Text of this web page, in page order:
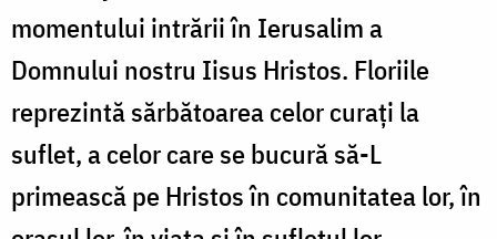
momentului intrării în Ierusalim a
Domnului nostru Iisus Hristos. Floriile
reprezintă sărbătoarea celor curaţi la
suflet, a celor care se bucură să-L
primească pe Hristos în comunitatea lor, în